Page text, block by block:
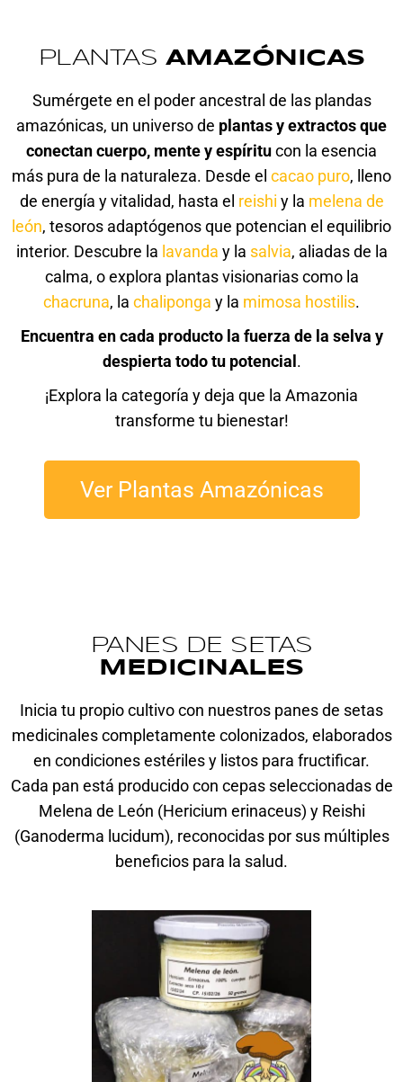
PLANTAS AMAZÓNICAS
Sumérgete en el poder ancestral de las plandas
amazónicas, un universo de plantas y extractos que
conectan cuerpo, mente y espíritucon la esencia
más pura de la naturaleza. Desde el cacao puro, lleno
de energía y vitalidad, hasta el reishi y la melena de
león, tesoros adaptógenos que potencian el equilibrio
interior. Descubre la lavanda y la salvia, aliadas de la
calma, o explora plantas visionarias como la
chacruna, la chaliponga y la mimosa hostilis.
Encuentra en cada producto la fuerza de la selva y
despierta todo tu potencial .
¡Explora la categoría y deja que la Amazonia
transforme tu bienestar!
Ver Plantas Amazónicas
PANES DE SETAS
MEDICINALES
Inicia tu propio cultivo con nuestros panes de setas
medicinales completamente colonizados, elaborados
en condiciones estériles y listos para fructificar.
Cada pan está producido con cepas seleccionadas de
Melena de León (Hericium erinaceus) y Reishi
(Ganoderma lucidum), reconocidas por sus múltiples
beneficios para la salud.